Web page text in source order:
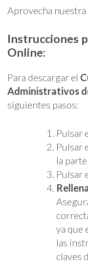
Aprovecha
Instrucciones
Online:
Para descargar el
Administrativos
siguientes pasos:
Pulsar
Pulsar
la
Pulsar
ya que
las
claves